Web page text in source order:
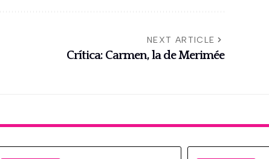
NEXT ARTICLE
Crítica: Carmen, la de Merimée